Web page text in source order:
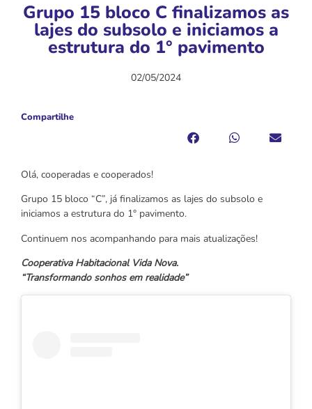
Grupo 15 bloco C finalizamos as
lajes do subsolo e iniciamos a
estrutura do 1° pavimento
02/05/2024
Compartilhe
Olá, cooperadas e cooperados!
Grupo 15 bloco “C”, já finalizamos as lajes do subsolo e
iniciamos a estrutura do 1° pavimento.
Continuem nos acompanhando para mais atualizações!
Cooperativa Habitacional Vida Nova.
“Transformando sonhos em realidade”